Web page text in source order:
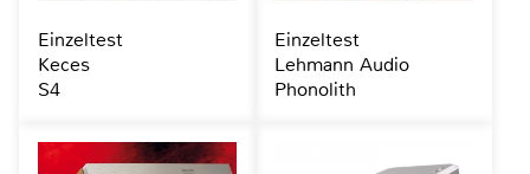
Einzeltest
Keces
S4
Einzeltest
Lehmann Audio
Phonolith